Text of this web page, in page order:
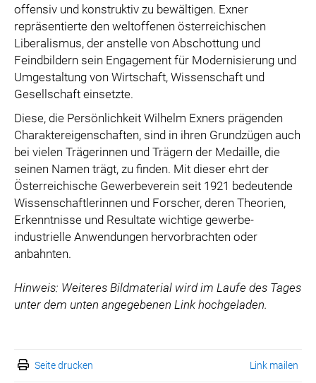
offensiv und konstruktiv zu bewältigen. Exner
repräsentierte den weltoffenen österreichischen
Liberalismus, der anstelle von Abschottung und
Feindbildern sein Engagement für Modernisierung und
Umgestaltung von Wirtschaft, Wissenschaft und
Gesellschaft einsetzte.
Diese, die Persönlichkeit Wilhelm Exners prägenden
Charaktereigenschaften, sind in ihren Grundzügen auch
bei vielen Trägerinnen und Trägern der Medaille, die
seinen Namen trägt, zu finden. Mit dieser ehrt der
Österreichische Gewerbeverein seit 1921 bedeutende
Wissenschaftlerinnen und Forscher, deren Theorien,
Erkenntnisse und Resultate wichtige gewerbe-
industrielle Anwendungen hervorbrachten oder
anbahnten.
Hinweis: Weiteres Bildmaterial wird im Laufe des Tages
unter dem unten angegebenen Link hochgeladen.
Seite drucken Link mailen